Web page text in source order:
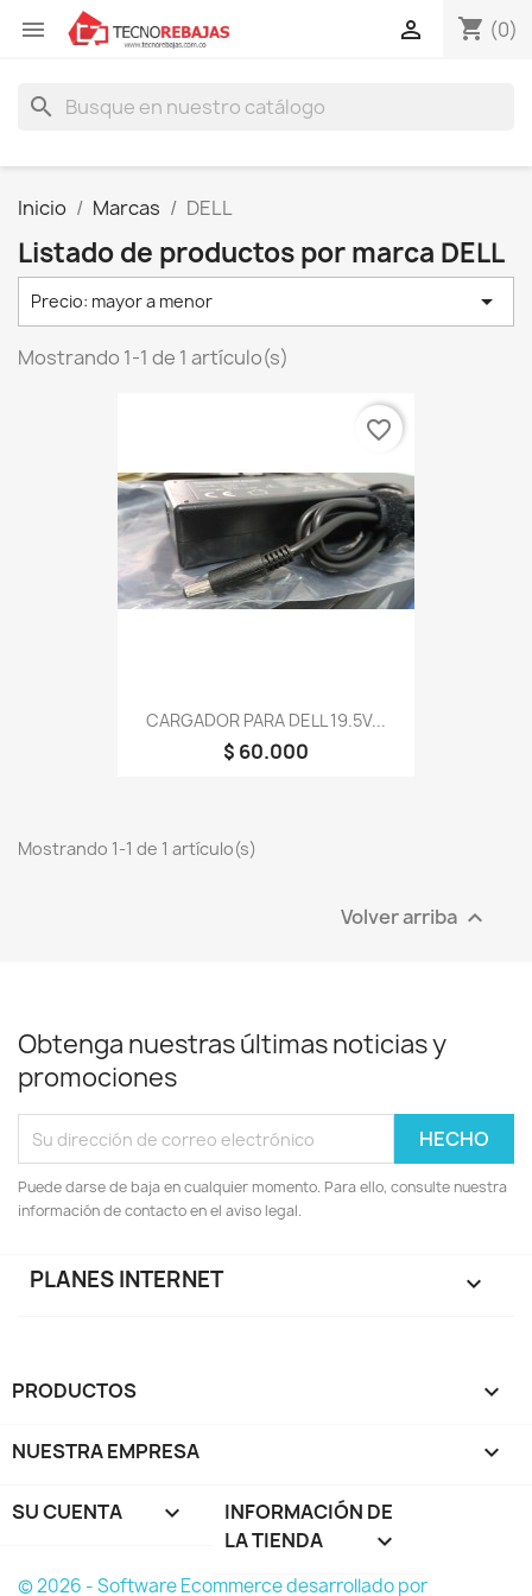
 shopping_cart (0)

search
Inicio Marcas DELL
Listado de productos por marca DELL
Precio: mayor a menor 
Mostrando 1-1 de 1 artículo(s)
CARGADOR PARA DELL 19.5V...
$ 60.000
favorite_border
Mostrando 1-1 de 1 artículo(s)
Volver arriba 
Obtenga nuestras últimas noticias y
promociones
Puede darse de baja en cualquier momento. Para ello, consulte nuestra
información de contacto en el aviso legal.
PLANES INTERNET 
PRODUCTOS 
NUESTRA EMPRESA 
SU CUENTA 
INFORMACIÓN DE
LA TIENDA
keyboard_arrow_down
© 2026 - Software Ecommerce desarrollado por